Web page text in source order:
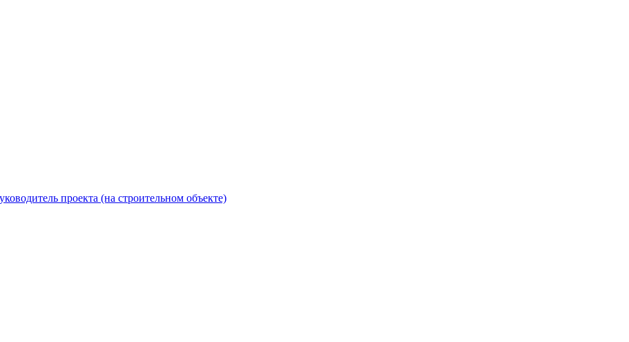
проекта (на строительном объекте)